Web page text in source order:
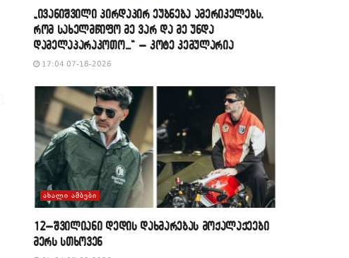
„ივანიშვილი პირდაპირ ეუბნება ამერიკელებს,
რომ სახელმწიფო მე ვარ და მე უნდა
დამელაპარაკოთო…“ – კოტე კემულარია
17:04 07-18-2026
ᲐᲮᲐᲚᲘ ᲐᲛᲑᲔᲑᲘ
12–შვილიანი დედის დახმარებას მოქალაქეები
მერს სთხოვენ